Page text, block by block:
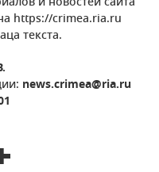
https://crimea.ria.ru
текста.
news.crimea@ria.ru